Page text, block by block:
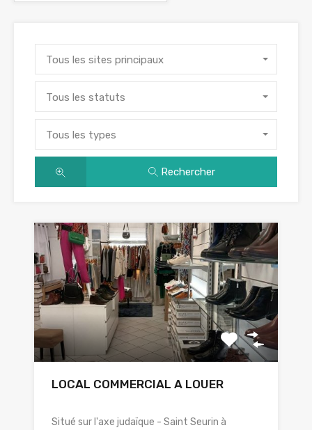
Tous les sites principaux
Tous les statuts
Tous les types
Rechercher
LOCAL COMMERCIAL A LOUER
Situé sur l'axe judaïque - Saint Seurin à